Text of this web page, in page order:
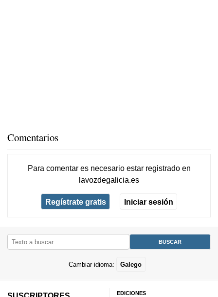
Comentarios
Para comentar es necesario estar registradoen
lavozdegalicia.es
Regístrate gratis Iniciar sesión
Cambiar idioma: Galego
EDICIONES